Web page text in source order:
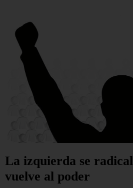
La izquierda se
vuelve al poder